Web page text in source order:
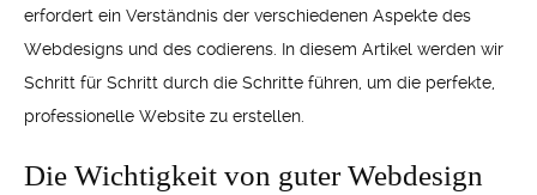
erfordert ein Verständnis der verschiedenen Aspekte des
Webdesigns und des codierens. In diesem Artikel werden wir
Schritt für Schritt durch die Schritte führen, um die perfekte,
professionelle Website zu erstellen.
Die Wichtigkeit von guter Webdesign